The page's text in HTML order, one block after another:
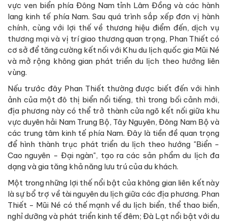
vực ven biển phía Đông Nam tỉnh Lâm Đồng và các hành
lang kinh tế phía Nam. Sau quá trình sắp xếp đơn vị hành
chính, cùng với lợi thế về thương hiệu điểm đến, dịch vụ
thương mại và vị trí giao thương quan trọng, Phan Thiết có
cơ sở để tăng cường kết nối với Khu du lịch quốc gia Mũi Né
và mở rộng không gian phát triển du lịch theo hướng liên
vùng.
Nếu trước đây Phan Thiết thường được biết đến với hình
ảnh của một đô thị biển nổi tiếng, thì trong bối cảnh mới,
địa phương này có thể trở thành cửa ngõ kết nối giữa khu
vực duyên hải Nam Trung Bộ, Tây Nguyên, Đông Nam Bộ và
các trung tâm kinh tế phía Nam. Đây là tiền đề quan trọng
để hình thành trục phát triển du lịch theo hướng "Biển -
Cao nguyên - Đại ngàn", tạo ra các sản phẩm du lịch đa
dạng và gia tăng khả năng lưu trú của du khách.
Một trong những lợi thế nổi bật của không gian liên kết này
là sự bổ trợ về tài nguyên du lịch giữa các địa phương. Phan
Thiết - Mũi Né có thế mạnh về du lịch biển, thể thao biển,
nghỉ dưỡng và phát triển kinh tế đêm; Đà Lạt nổi bật với du